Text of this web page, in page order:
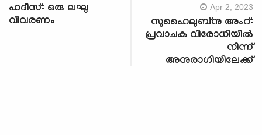
ഹദീസ്: ഒരു ലഘു
വിവരണം
Apr 2, 2023
സുഹൈലുബ്നു അംറ്:
പ്രവാചക വിരോധിയിൽ
നിന്ന്
അനുരാഗിയിലേക്ക്